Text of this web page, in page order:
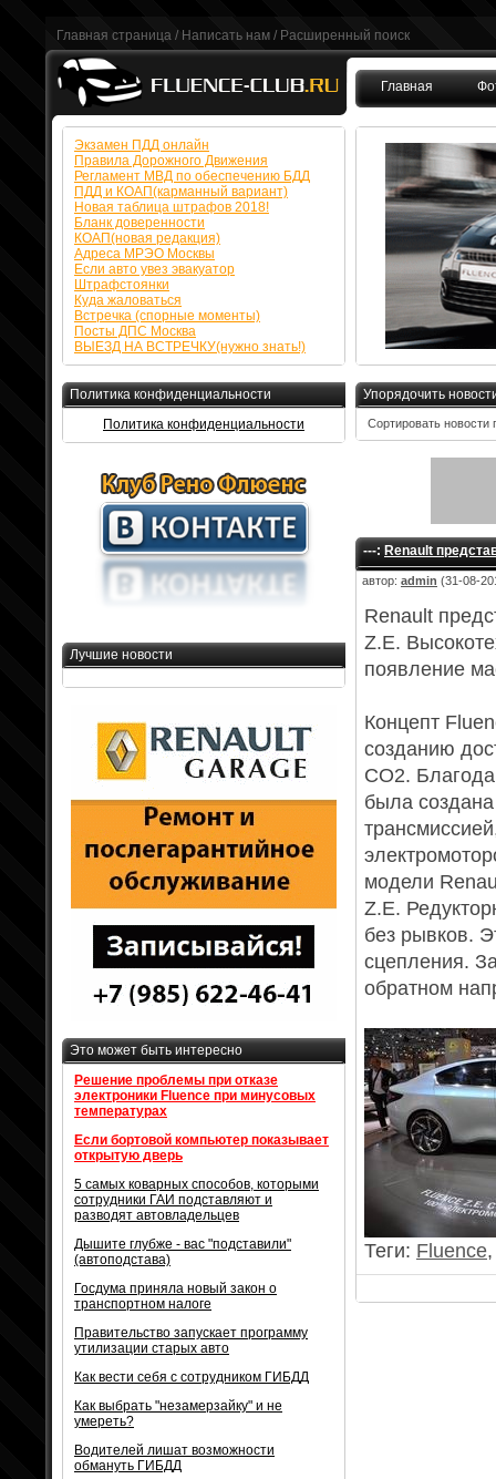
Главная страница / Написать нам / Расширенный поиск
Главная
Упорядочить
Сортировать новости
---: Renault
автор: admin (31-08-
Renault
Z.E.
появление
Концепт
созданию
CO2.
была создана
модели
Z.E.
без рывков.
сцепления.
обратном
Теги: Fluence
Экзамен ПДД онлайн
Правила Дорожного Движения
Регламент МВД по обеспечению БДД
ПДД и КОАП(карманный вариант)
Новая таблица штрафов 2018!
Бланк доверенности
КОАП(новая редакция)
Адреса МРЭО Москвы
Если авто увез эвакуатор
Штрафстоянки
Куда жаловаться
Встречка (спорные моменты)
Посты ДПС Москва
ВЫЕЗД НА ВСТРЕЧКУ(нужно знать!)
Политика конфиденциальности
Политика конфиденциальности
Лучшие новости
Это может быть интересно
Решение проблемы при отказе
электроники Fluence при минусовых
температурах
Если бортовой компьютер показывает
открытую дверь
5 самых коварных способов, которыми
сотрудники ГАИ подставляют и
разводят автовладельцев
Дышите глубже - вас "подставили"
(автоподстава)
Госдума приняла новый закон о
транспортном налоге
Правительство запускает программу
утилизации старых авто
Как вести себя с сотрудником ГИБДД
Как выбрать "незамерзайку" и не
умереть?
Водителей лишат возможности
обмануть ГИБДД